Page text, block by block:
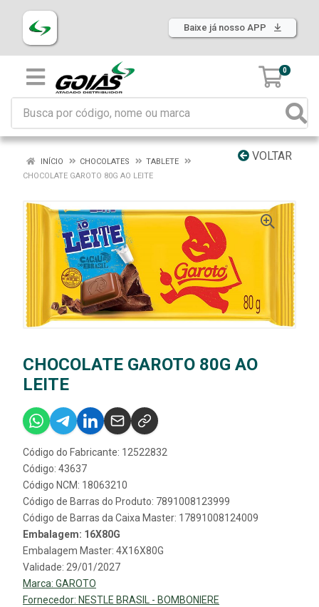
Baixe já nosso APP
0
VOLTAR
INÍCIO CHOCOLATES
TABLETE
CHOCOLATE GAROTO 80G AO LEITE
CHOCOLATE GAROTO 80G AO
LEITE
Código do Fabricante: 12522832
Código: 43637
Código NCM: 18063210
Código de Barras do Produto: 7891008123999
Código de Barras da Caixa Master: 17891008124009
Embalagem: 16X80G
Embalagem Master: 4X16X80G
Validade: 29/01/2027
Marca: GAROTO
Fornecedor: NESTLE BRASIL - BOMBONIERE